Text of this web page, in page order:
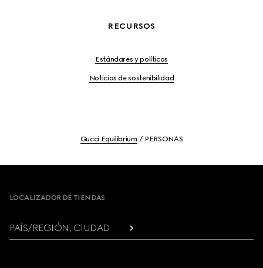
RECURSOS
Estándares y políticas
Noticias de sostenibilidad
Gucci Equilibrium PERSONAS
LOCALIZADOR DE TIENDAS
PAÍS/REGIÓN, CIUDAD